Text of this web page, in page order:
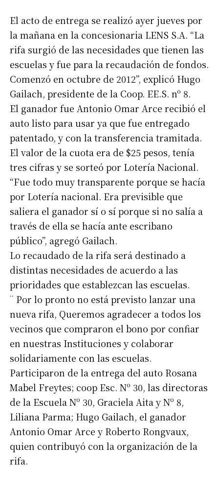
El acto de entrega se realizó ayer jueves por
la mañana en la concesionaria LENS S.A. “La
rifa surgió de las necesidades que tienen las
escuelas y fue para la recaudación de fondos.
Comenzó en octubre de 2012”, explicó Hugo
Gailach, presidente de la Coop. EE.S. nº 8.
El ganador fue Antonio Omar Arce recibió el
auto listo para usar ya que fue entregado
patentado, y con la transferencia tramitada.
El valor de la cuota era de $25 pesos, tenía
tres cifras y se sorteó por Lotería Nacional.
“Fue todo muy transparente porque se hacía
por Lotería nacional. Era previsible que
saliera el ganador sí o sí porque si no salía a
través de ella se hacía ante escribano
público”, agregó Gailach.
Lo recaudado de la rifa será destinado a
distintas necesidades de acuerdo a las
prioridades que establezcan las escuelas.
¨ Por lo pronto no está previsto lanzar una
nueva rifa, Queremos agradecer a todos los
vecinos que compraron el bono por confiar
en nuestras Instituciones y colaborar
solidariamente con las escuelas.
Participaron de la entrega del auto Rosana
Mabel Freytes; coop Esc. Nº 30, las directoras
de la Escuela Nº 30, Graciela Aita y Nº 8,
Liliana Parma; Hugo Gailach, el ganador
Antonio Omar Arce y Roberto Rongvaux,
quien contribuyó con la organización de la
rifa.